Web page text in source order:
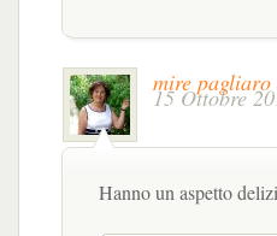
mire pagliaro
15 Ottobre
Hanno un aspetto